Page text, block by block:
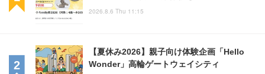
2026.8.6 Thu 11:15
【夏休み2026】親子向け体験企画「Hello
Wonder」高輪ゲートウェイシティ